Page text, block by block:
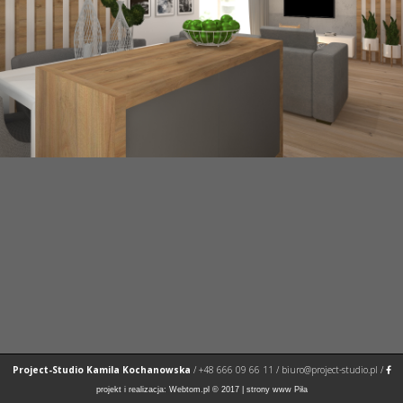
Project-Studio Kamila Kochanowska /+48 666 09 66 11 / biuro@project-studio.pl /
projekt i realizacja: Webtom.pl © 2017 | strony www Piła